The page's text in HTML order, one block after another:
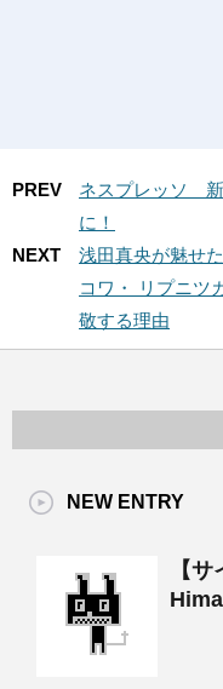
PREV
ネスプレッソ 新
に！
NEXT
浅田真央が魅せ
コワ・ リプニツ
敬する理由
NEW ENTRY
【